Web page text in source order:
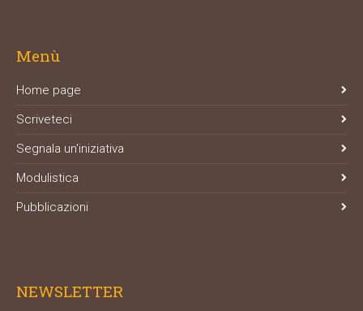
Menù
Home page
Scriveteci
Segnala un'iniziativa
Modulistica
Pubblicazioni
NEWSLETTER